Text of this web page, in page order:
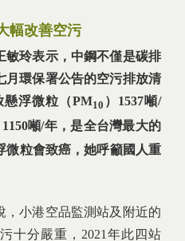
幅改善空污
敏玲表示，中鋼不僅是碳排
月環保署公告的空污排放清
懸浮微粒（PM10 ）1537噸/
1150噸/年，是全台灣最大的
微粒會致癌，她呼籲國人重
，小港空品監測站及附近的
十分嚴重，2021年此四站